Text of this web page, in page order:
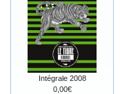
Intégrale 2008
0,00€